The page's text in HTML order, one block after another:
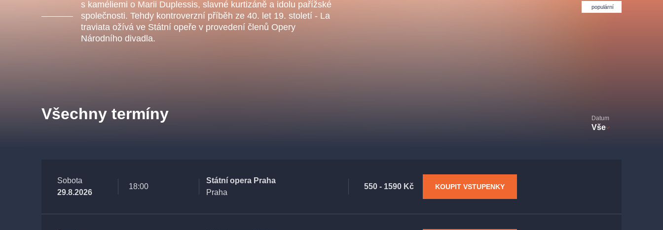
s kaméliemi o Marii Duplessis, slavné kurtizáně a idolu pařížské
společnosti. Tehdy kontroverzní příběh ze 40. let 19. století - La
traviata ožívá ve Státní opeře v provedení členů Opery
Národního divadla.
populární
Všechny termíny Datum
Vše
Sobota
29.8.2026
18:00
Státní opera Praha
Praha
550 - 1590 Kč KOUPIT VSTUPENKY
Agentura 44, s.r.o.
s.r.o.
Filmový orchestr Praha
(FOP)
Nejnavštěvovanější